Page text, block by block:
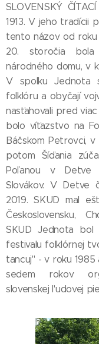
SLOVENSKÝ
1913. V jeho tradícii
tento názov od roku
20. storočia bola
národného domu, v
V spolku Jednota
folklóru a obyčají
nasťahovali pred
bolo víťazstvo na
Báčskom Petrovci,
potom Šíďania
Poľanou v Detve
Slovákov. V Detve
2019. SKUD mal
Československu,
SKUD Jednota bol
festivalu folklórnej
tancuj" - v roku
sedem rokov
slovenskej l'udovej